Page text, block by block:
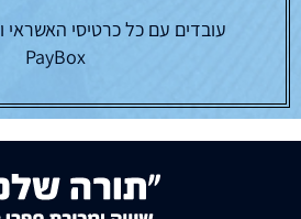
PayBox